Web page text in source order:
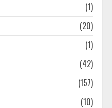
(1)
(20)
(1)
(42)
(157)
(10)